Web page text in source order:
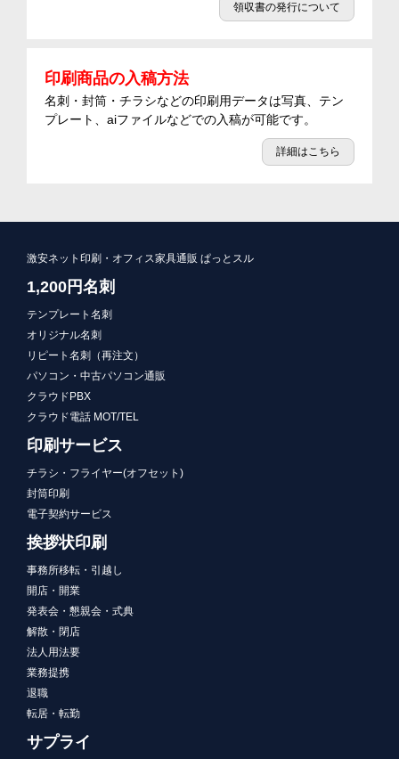
領収書の発行について
印刷商品の入稿方法
名刺・封筒・チラシなどの印刷用データは写真、テン
プレート、aiファイルなどでの入稿が可能です。
詳細はこちら
激安ネット印刷・オフィス家具通販 ぱっとスル
1,200円名刺
テンプレート名刺
オリジナル名刺
リピート名刺（再注文）
パソコン・中古パソコン通販
クラウドPBX
クラウド電話 MOT/TEL
印刷サービス
チラシ・フライヤー(オフセット)
封筒印刷
電子契約サービス
挨拶状印刷
事務所移転・引越し
開店・開業
発表会・懇親会・式典
解散・閉店
法人用法要
業務提携
退職
転居・転勤
サプライ